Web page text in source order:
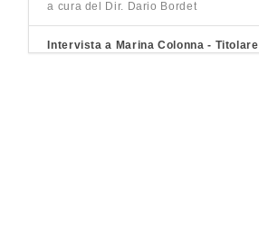
a cura del Dir. Dario Bordet
Intervista a Marina Colonna - Titolare